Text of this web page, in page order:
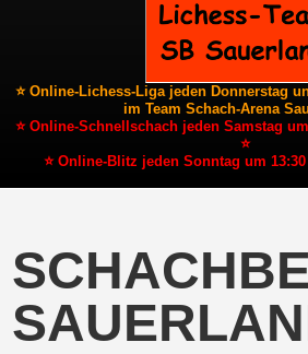
⭐ Online-Lichess-Liga jeden Donnerstag
im Team Schach-Arena
⭐ Online-Schnellschach jeden Samstag
⭐
⭐ Online-Blitz jeden Sonntag um